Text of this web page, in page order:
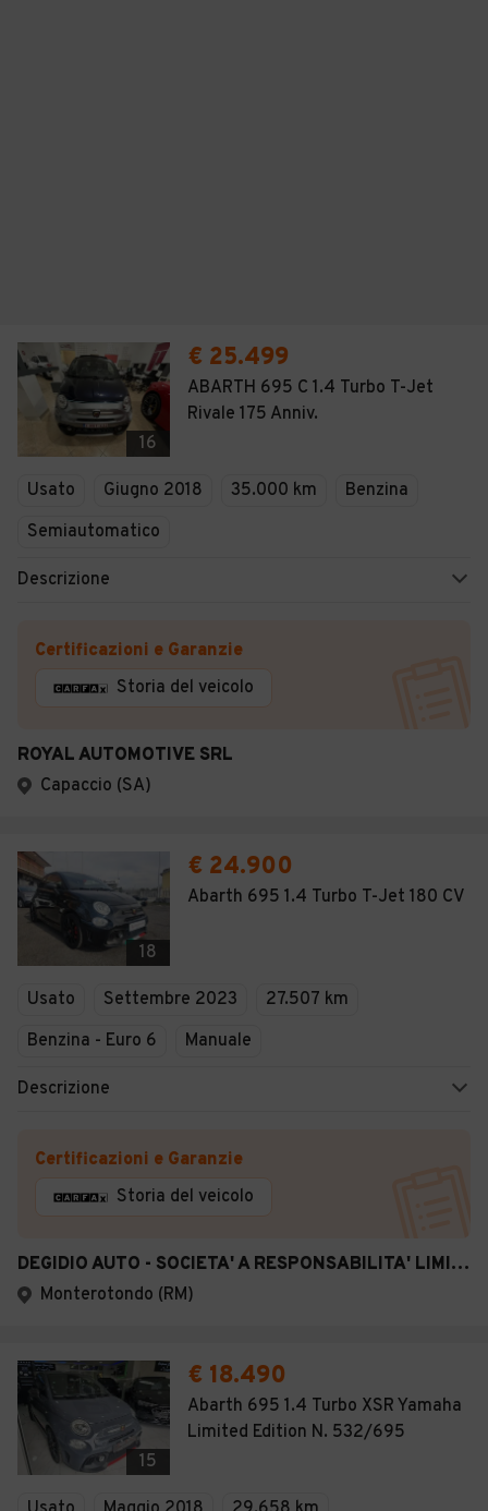
16
€ 25.499
ABARTH 695 C 1.4 Turbo T-Jet
Rivale 175 Anniv.
Usato Giugno 2018 35.000 km
Benzina
Semiautomatico
Descrizione
Certificazioni e Garanzie
Storia del veicolo
ROYAL AUTOMOTIVE SRL
Capaccio (SA)
18
€ 24.900
Abarth 695 1.4 Turbo T-Jet 180 CV
Usato Settembre 2023
27.507 km
Benzina - Euro 6
Manuale
Descrizione
Certificazioni e Garanzie
Storia del veicolo
DEGIDIO AUTO - SOCIETA' A RESPONSABILITA' LIMITATA
Monterotondo (RM)
15
€ 18.490
Abarth 695 1.4 Turbo XSR Yamaha
Limited Edition N. 532/695